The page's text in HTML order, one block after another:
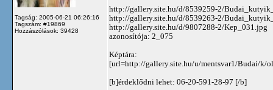
Tagság: 2005-06-21 06:26:16
Tagszám: #19869
Hozzászólások: 39428
http://gallery.site.hu/d/8539259-2/
http://gallery.site.hu/d/8539263-2/
http://gallery.site.hu/d/9807288-2/Kep_031.jpg
azonosítója: 2_075
Képtára:
[url=http://gallery.site.hu/u/mentsvar1/Budai/k/
[b]érdeklődni lehet: 06-20-591-28-97 [/b]